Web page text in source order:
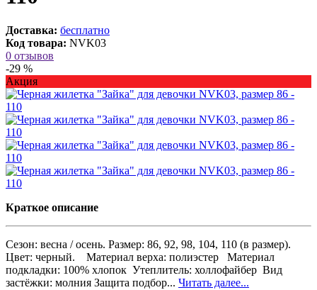
Доставка: бесплатно
Код товара: NVK03
0 отзывов
-29 %
Акция
Краткое описание
Сезон: весна / осень. Размер: 86, 92, 98, 104, 110 (в размер).
Цвет: черный. Материал верха: полиэстер Материал
подкладки: 100% хлопок Утеплитель: холлофайбер Вид
застёжки: молния Защита подбор... Читать далее...